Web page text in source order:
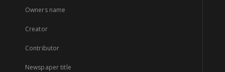
Owners name
Creator
Contributor
Newspaper title